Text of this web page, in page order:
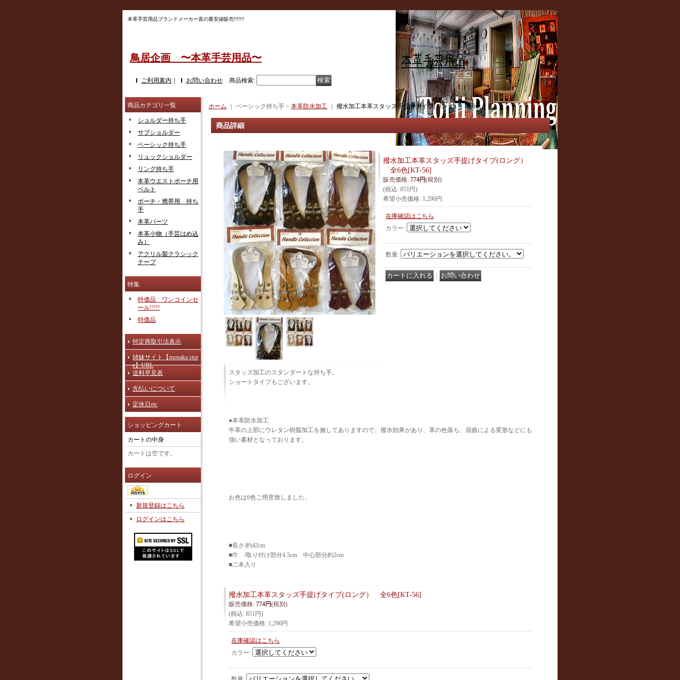
本革手芸用品ブランドメーカー直の最安値販売!!!!!!!
鳥居企画 〜本革手芸用品〜
ご利用案内 お問い合わせ 商品検索:
商品カテゴリ一覧
ショルダー持ち手
サブショルダー
ベーシック持ち手
リュックショルダー
リング持ち手
本革ウエストポーチ用
ベルト
ポーチ・携帯用 持ち
手
本革パーツ
本革小物（手芸はめ込
み）
アクリル製クラシック
テープ
特集
特価品 ワンコインセ
ール!!!!!
特価品
特定商取引法表示
姉妹サイト【monaka stor
e】URL
送料早見表
先払いについて
定休日etc
ショッピングカート
カートの中身
カートは空です。
ログイン
新規登録はこちら
ログインはこちら
ホーム ｜ ベーシック持ち手 > 本革防水加工 撥水加工本革スタッズ手提げタイプ(ロング） 全6色
商品詳細
撥水加工本革スタッズ手提げタイプ(ロング）
全6色[KT-56]
販売価格: 774円(税別)
(税込: 851円)
希望小売価格: 1,290円
在庫確認はこちら
カラー:
数量:
スタッズ加工のスタンダートな持ち手。
ショートタイプもございます。
●本革防水加工
牛革の上部にウレタン樹脂加工を施してありますので、撥水効果があり、革の色落ち、屈曲による変形などにも
強い素材となっております。
お色は6色ご用意致しました。
■長さ/約42cm
■巾 /取り付け部分4.5cm 中心部分約2cm
■二本入り
撥水加工本革スタッズ手提げタイプ(ロング） 全6色[KT-56]
販売価格: 774円(税別)
(税込: 851円)
希望小売価格: 1,290円
在庫確認はこちら
カラー: